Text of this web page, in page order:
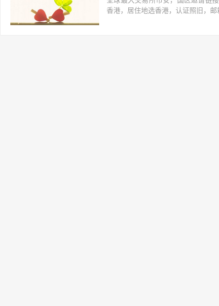
香港，居住地选香港，认证照旧，